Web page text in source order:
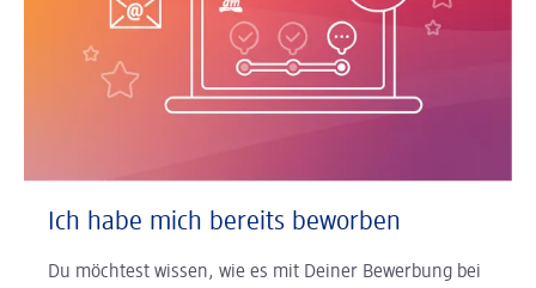
Ich habe mich bereits beworben
Du möchtest wissen, wie es mit Deiner Bewerbung bei